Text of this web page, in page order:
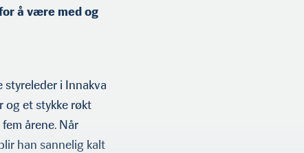
å være med og
i Innakva
og et stykke røkt
årene. Når
han sannelig kalt